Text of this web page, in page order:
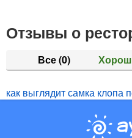
Отзывы о
Все(0)
как выглядит самка клопа